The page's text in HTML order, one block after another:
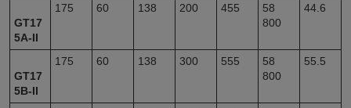
GT17
5A-II
175 60 138 200 455
58
800
44.6
GT17
5B-II
175 60 138 300 555
58
800
55.5